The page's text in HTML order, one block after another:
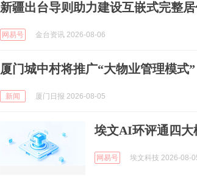
新疆出台导则助力建设互嵌式完整
网易号 金台资讯 2026-08-06
厦门城中村将推广“大物业管理模式”
新闻 厦门日报 2026-08-05
埃文AI环评通四大
网易号 埃文科技 2026-08-